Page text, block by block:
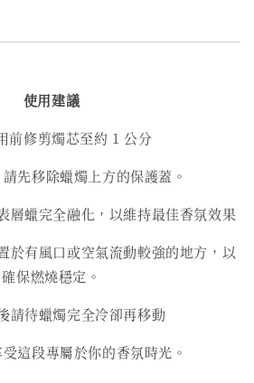
使用建議
前修剪燭芯至約 1 公分
先移除蠟燭上方的保護蓋。
層蠟完全融化，以維持最佳香氛效果
於有風口或空氣流動較強的地方，以
確保燃燒穩定。
請待蠟燭完全冷卻再移動
這段專屬於你的香氛時光。